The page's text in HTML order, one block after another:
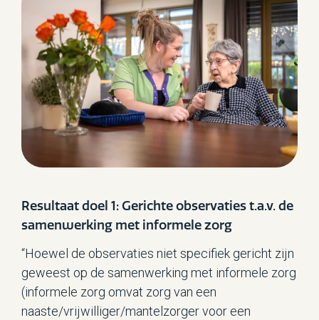
Resultaat doel 1: Gerichte observaties t.a.v. de
samenwerking met informele zorg
“Hoewel de observaties niet specifiek gericht zijn
geweest op de samenwerking met informele zorg
(informele zorg omvat zorg van een
naaste/vrijwilliger/mantelzorger voor een